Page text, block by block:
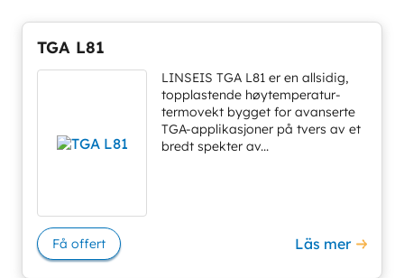
TGA L81
LINSEIS TGA L81 er en allsidig,
topplastende høytemperatur-
termovekt bygget for avanserte
TGA-applikasjoner på tvers av et
bredt spekter av...
Få offert Läs mer